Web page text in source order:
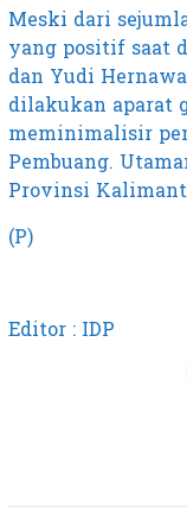
Meski dari
yang positif saat
dan Yudi
dilakukan aparat
meminimalisir
Pembuang.
Provinsi
(P)
Editor : IDP